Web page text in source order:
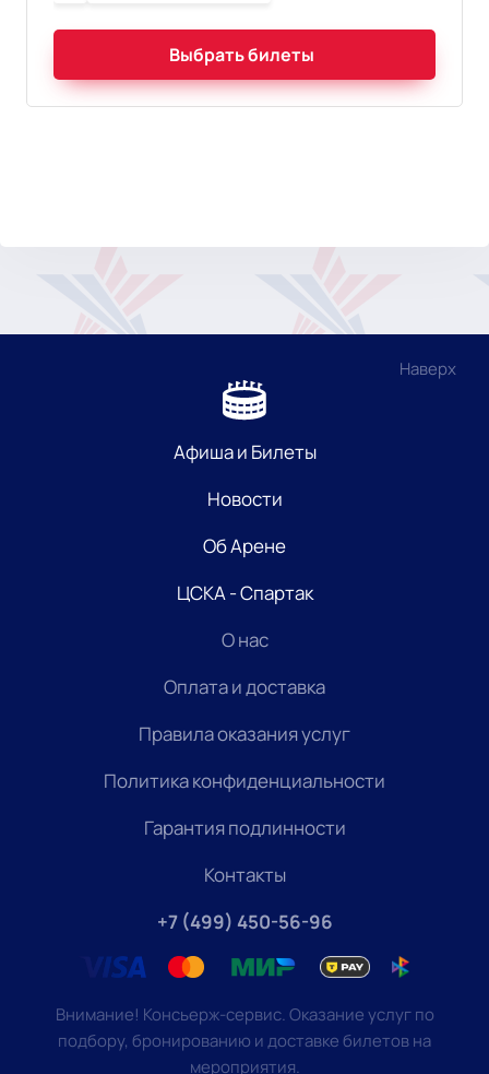
Выбрать билеты
Наверх
Афиша и Билеты
Новости
Об Арене
ЦСКА - Спартак
О нас
Оплата и доставка
Правила оказания услуг
Политика конфиденциальности
Гарантия подлинности
Контакты
+7 (499) 450-56-96
Внимание! Консьерж-сервис. Оказание услуг по
подбору, бронированию и доставке билетов на
мероприятия.